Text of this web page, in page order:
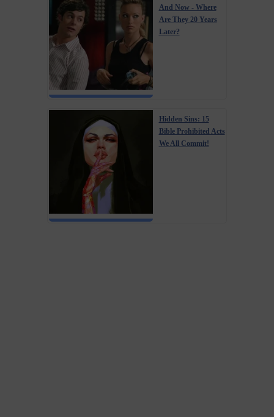
And Now - Where
Are They 20 Years
Later?
Hidden Sins: 15
Bible Prohibited Acts
We All Commit!